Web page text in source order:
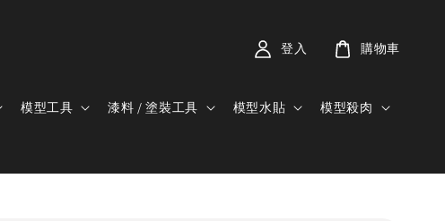
模型工具 漆料 / 塗裝工具 模型水貼 模型殺肉
登入 購物車